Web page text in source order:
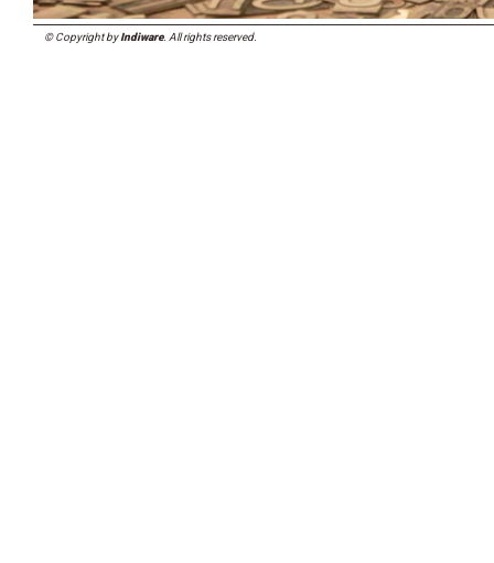
© Copyright byIndiware. All rights reserved.